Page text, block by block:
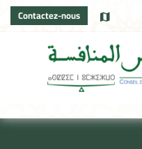
Contactez-nous